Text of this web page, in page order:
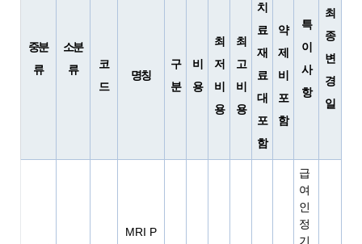
중분
류
소분
류
특
이
사
항
최
종
변
경
일
코
드
명칭
구
분
비
용
최
저
비
용
최
고
비
용
치
료
재
료
대
포
함
약
제
비
포
함
MRI P
급
여
인
정
기